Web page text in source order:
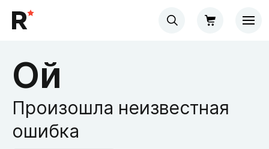
Ой
Произошла неизвестная
ошибка